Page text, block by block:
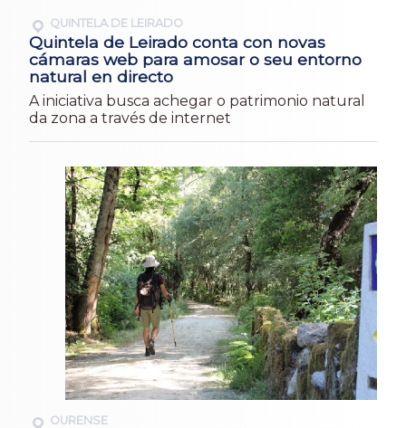
QUINTELA DE LEIRADO
Quintela de Leirado conta con novas
cámaras web para amosar o seu entorno
natural en directo
A iniciativa busca achegar o patrimonio natural
da zona a través de internet
OURENSE